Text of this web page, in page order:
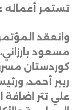
تستمر
وانعقد
مسعود
كوردستان مسرور
ريبر أحمد،
علي تتر